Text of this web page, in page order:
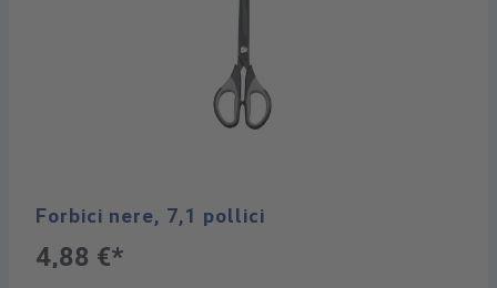
Forbici nere, 7,1 pollici
4,88 €*